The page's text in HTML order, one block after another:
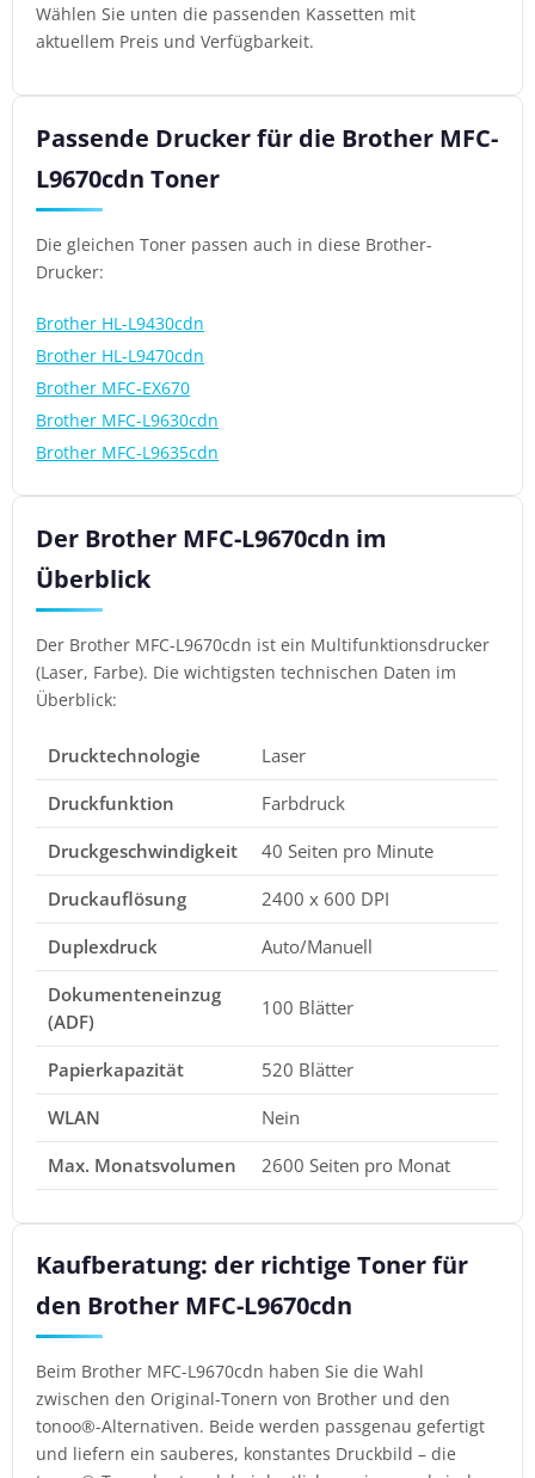
Wählen Sie unten die passenden Kassetten mit
aktuellem Preis und Verfügbarkeit.
Passende Drucker für die Brother MFC-
L9670cdn Toner
Die gleichen Toner passen auch in diese Brother-
Drucker:
Brother HL-L9430cdn
Brother HL-L9470cdn
Brother MFC-EX670
Brother MFC-L9630cdn
Brother MFC-L9635cdn
Der Brother MFC-L9670cdn im
Überblick
Der Brother MFC-L9670cdn ist ein Multifunktionsdrucker
(Laser, Farbe). Die wichtigsten technischen Daten im
Überblick:
Drucktechnologie
Laser
Druckfunktion
Farbdruck
Druckgeschwindigkeit
40 Seiten pro Minute
Druckauflösung
2400 x 600 DPI
Duplexdruck
Auto/Manuell
Dokumenteneinzug
(ADF)
100 Blätter
Papierkapazität
520 Blätter
WLAN
Nein
Max. Monatsvolumen
2600 Seiten pro Monat
Kaufberatung: der richtige Toner für
den Brother MFC-L9670cdn
Beim Brother MFC-L9670cdn haben Sie die Wahl
zwischen den Original-Tonern von Brother und den
tonoo®-Alternativen. Beide werden passgenau gefertigt
und liefern ein sauberes, konstantes Druckbild – die